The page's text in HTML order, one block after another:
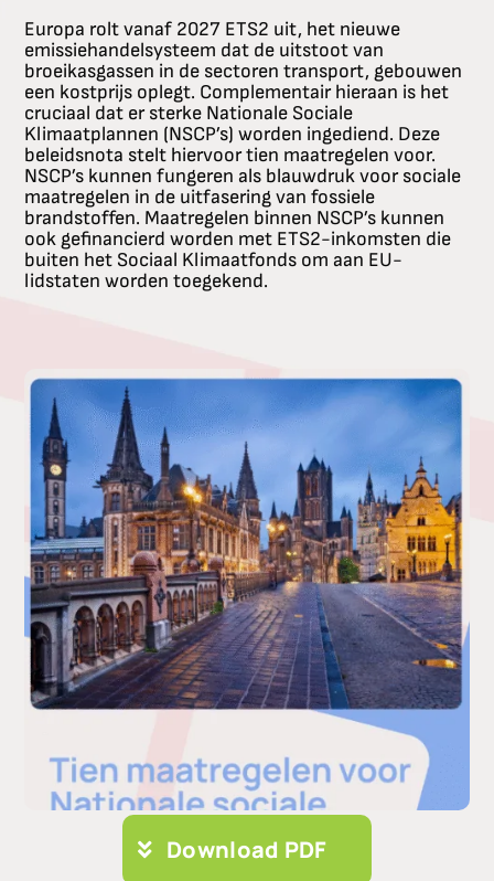
Europa rolt vanaf 2027 ETS2 uit, het nieuwe
emissiehandelsysteem dat de uitstoot van
broeikasgassen in de sectoren transport, gebouwen
een kostprijs oplegt. Complementair hieraan is het
cruciaal dat er sterke Nationale Sociale
Klimaatplannen (NSCP’s) worden ingediend. Deze
beleidsnota stelt hiervoor tien maatregelen voor.
NSCP’s kunnen fungeren als blauwdruk voor sociale
maatregelen in de uitfasering van fossiele
brandstoffen. Maatregelen binnen NSCP’s kunnen
ook gefinancierd worden met ETS2-inkomsten die
buiten het Sociaal Klimaatfonds om aan EU-
lidstaten worden toegekend.
Download PDF